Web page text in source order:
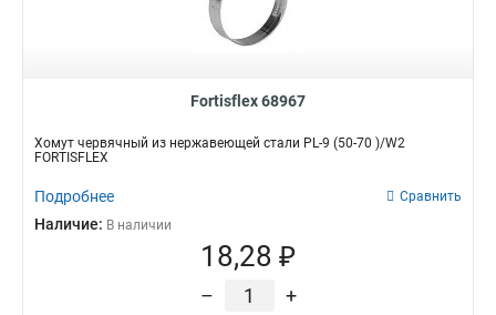
Fortisflex 68967
Хомут червячный из нержавеющей стали PL-9 (50-70 )/W2
FORTISFLEX
Подробнее Сравнить
Наличие: В наличии
18,28 ₽
– +